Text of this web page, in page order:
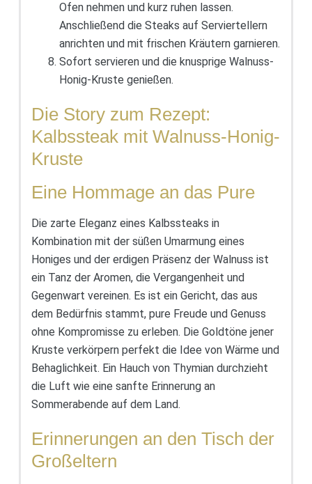
Ofen nehmen und kurz ruhen lassen.
Anschließend die Steaks auf Serviertellern
anrichten und mit frischen Kräutern garnieren.
Sofort servieren und die knusprige Walnuss-
Honig-Kruste genießen.
Die Story zum Rezept:
Kalbssteak mit Walnuss-Honig-
Kruste
Eine Hommage an das Pure
Die zarte Eleganz eines Kalbssteaks in
Kombination mit der süßen Umarmung eines
Honiges und der erdigen Präsenz der Walnuss ist
ein Tanz der Aromen, die Vergangenheit und
Gegenwart vereinen. Es ist ein Gericht, das aus
dem Bedürfnis stammt, pure Freude und Genuss
ohne Kompromisse zu erleben. Die Goldtöne jener
Kruste verkörpern perfekt die Idee von Wärme und
Behaglichkeit. Ein Hauch von Thymian durchzieht
die Luft wie eine sanfte Erinnerung an
Sommerabende auf dem Land.
Erinnerungen an den Tisch der
Großeltern